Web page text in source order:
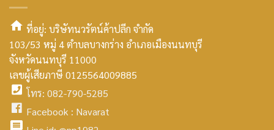
smt2
home
icon
ที่อยู่: บริษัทนวรัตน์ค้าปลีก จำกัด
103/53 หมู่ 4 ตำบลบางกร่าง อำเภอเมืองนนทบุรี
จังหวัดนนทบุรี 11000
เลขผู้เสียภาษี 0125564009885
facebook
โทร: 082-790-5285
facebook
Facebook : Navarat